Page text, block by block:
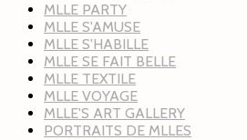
MLLE PARTY
MLLE S'AMUSE
MLLE S'HABILLE
MLLE SE FAIT BELLE
MLLE TEXTILE
MLLE VOYAGE
MLLE'S ART GALLERY
PORTRAITS DE MLLES